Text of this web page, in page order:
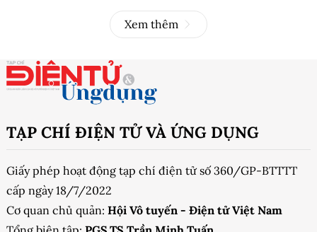
Xem thêm
TẠP CHÍ ĐIỆN TỬ VÀ ỨNG DỤNG
Giấy phép hoạt động tạp chí điện tử số 360/GP-BTTTT
cấp ngày 18/7/2022
Cơ quan chủ quản: Hội Vô tuyến - Điện tử Việt Nam